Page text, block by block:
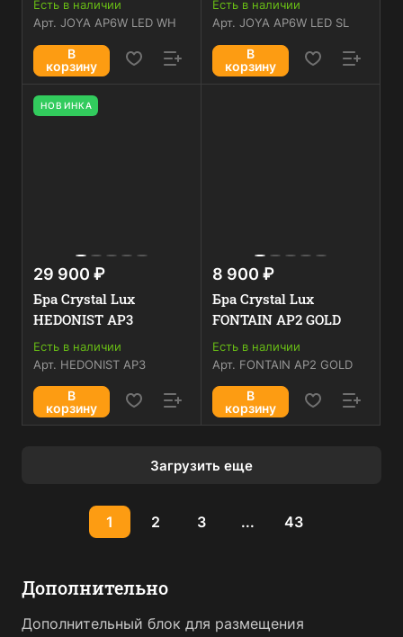
Есть в наличии
Арт. JOYA AP6W LED WH
В
корзину
Есть в наличии
Арт. JOYA AP6W LED SL
В
корзину
НОВИНКА
29 900 ₽
Бра Crystal Lux
HEDONIST AP3
Есть в наличии
Арт. HEDONIST AP3
В
корзину
8 900 ₽
Бра Crystal Lux
FONTAIN AP2 GOLD
Есть в наличии
Арт. FONTAIN AP2 GOLD
В
корзину
Загрузить еще
1 2 3 ... 43
Дополнительно
Дополнительный блок для размещения